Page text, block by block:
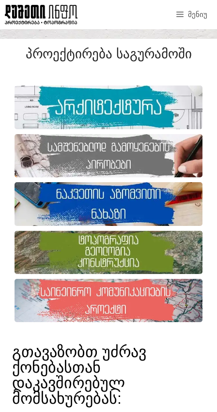
ᲛᲔᲜᲘᲣ
ᲞᲠᲝᲔᲥᲢᲘᲠᲔᲑᲐ ᲡᲐᲒᲣᲠᲐᲛᲝᲨᲘ
ᲒᲗᲐᲕᲐᲖᲝᲑᲗ ᲣᲫᲠᲐᲕ
ᲥᲝᲜᲔᲑᲐᲡᲗᲐᲜ
ᲓᲐᲙᲐᲕᲨᲘᲠᲔᲑᲣᲚ
ᲛᲝᲛᲡᲐᲮᲣᲠᲔᲑᲐᲡ:​